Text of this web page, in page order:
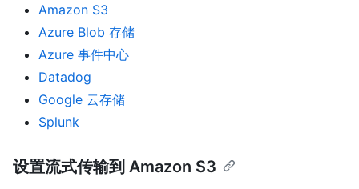
Amazon S3
Azure Blob 存储
Azure 事件中心
Datadog
Google 云存储
Splunk
设置流式传输到 Amazon S3